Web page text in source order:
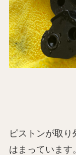
ピストンが取
はまっています